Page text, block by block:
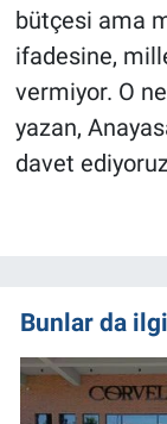
bütçesi ama
ifadesine,
vermiyor. O
yazan,
davet
Bunlar da